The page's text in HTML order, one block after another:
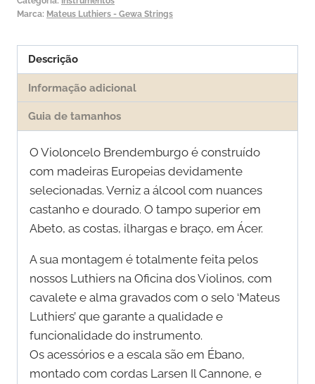
Marca: Mateus Luthiers - Gewa Strings
Descrição
Informação adicional
Guia de tamanhos
O Violoncelo Brendemburgo é construído
com madeiras Europeias devidamente
selecionadas. Verniz a álcool com nuances
castanho e dourado. O tampo superior em
Abeto, as costas, ilhargas e braço, em Ácer.
A sua montagem é totalmente feita pelos
nossos Luthiers na Oficina dos Violinos, com
cavalete e alma gravados com o selo ‘Mateus
Luthiers’ que garante a qualidade e
funcionalidade do instrumento.
Os acessórios e a escala são em Ébano,
montado com cordas Larsen Il Cannone, e